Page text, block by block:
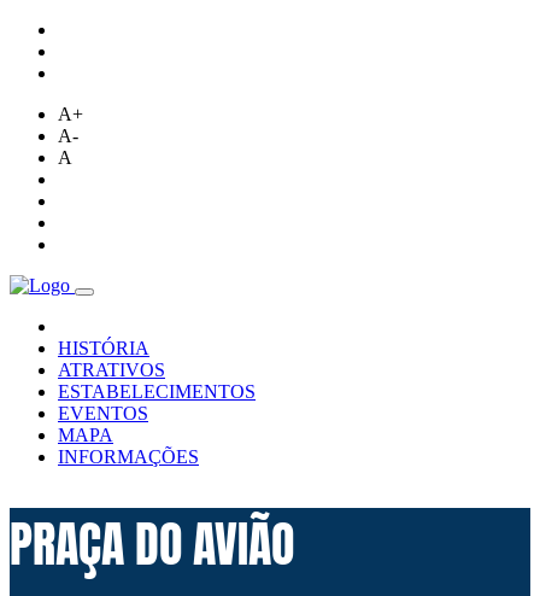
A+
A-
A
HISTÓRIA
ATRATIVOS
ESTABELECIMENTOS
EVENTOS
MAPA
INFORMAÇÕES
PRAÇA DO AVIÃO